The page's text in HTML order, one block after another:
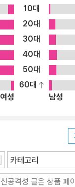
10대
20대
30대
40대
50대
60대
여성
남성
카테고리